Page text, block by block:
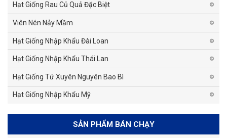
Hạt Giống Rau Củ Quả Đặc Biệt
Viên Nén Nảy Mầm
Hạt Giống Nhập Khẩu Đài Loan
Hạt Giống Nhập Khẩu Thái Lan
Hạt Giống Tứ Xuyên Nguyên Bao Bì
Hạt Giống Nhập Khẩu Mỹ
SẢN PHẨM BÁN CHẠY